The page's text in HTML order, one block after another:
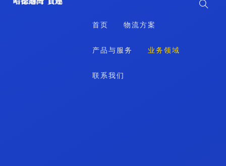
首页 物流方案
产品与服务 业务领域
联系我们